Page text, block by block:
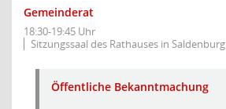
Gemeinderat
18:30-19:45 Uhr
Sitzungssaal des Rathauses in Saldenburg
Öffentliche Bekanntmachung